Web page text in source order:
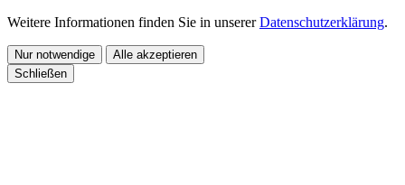
Weitere Informationen finden Sie in unsererDatenschutzerklärung.
Nur notwendige
Alle akzeptieren
Schließen